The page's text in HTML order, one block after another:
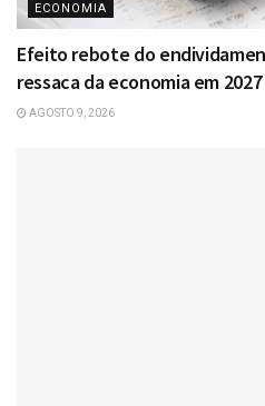
ECONOMIA
Efeito rebote do
ressaca da economia em 2027
AGOSTO 9, 2026